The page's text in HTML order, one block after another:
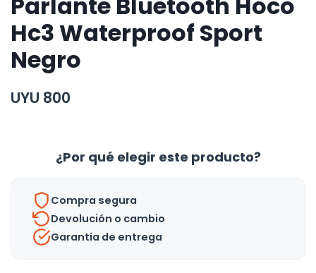
Hc3 Waterproof Sport
Negro
UYU 800
¿Por qué elegir este producto?
Compra segura
Devolución o cambio
Garantía de entrega